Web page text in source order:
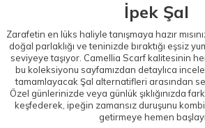
İpek Şal
Zarafetin en lüks haliyle tanışmaya hazır
doğal parlaklığı ve teninizde bıraktığı eşsiz
seviyeye taşıyor. Camellia Scarf kalitesinin
bu koleksiyonu sayfamızdan detaylıca
tamamlayacak Şal alternatifleri arasından
Özel günlerinizde veya günlük şıklığınızda
keşfederek, ipeğin zamansız duruşunu
getirmeye hemen